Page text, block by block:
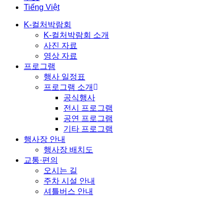
Tiếng Việt
K-컬처박람회
K-컬처박람회 소개
사진 자료
영상 자료
프로그램
행사 일정표
프로그램 소개
공식행사
전시 프로그램
공연 프로그램
기타 프로그램
행사장 안내
행사장 배치도
교통·편의
오시는 길
주차 시설 안내
셔틀버스 안내